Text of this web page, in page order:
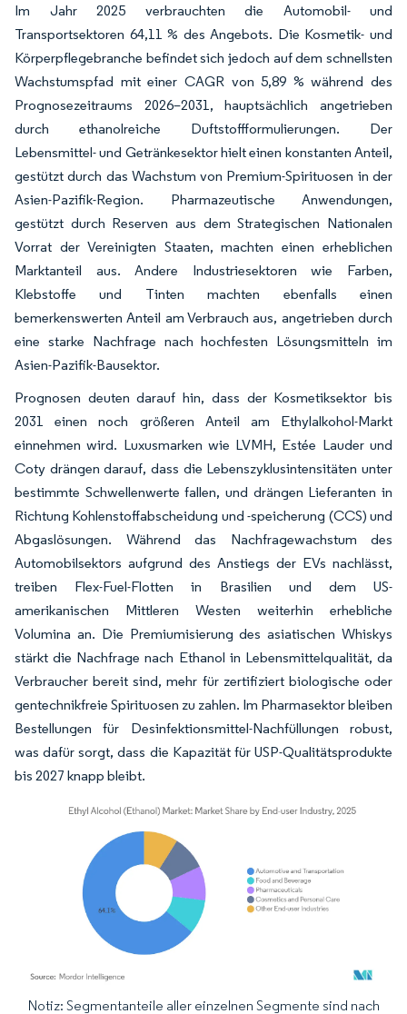
Im Jahr 2025 verbrauchten die Automobil- und
Transportsektoren 64,11 % des Angebots. Die Kosmetik- und
Körperpflegebranche befindet sich jedoch auf dem schnellsten
Wachstumspfad mit einer CAGR von 5,89 % während des
Prognosezeitraums 2026–2031, hauptsächlich angetrieben
durch ethanolreiche Duftstoffformulierungen. Der
Lebensmittel- und Getränkesektor hielt einen konstanten Anteil,
gestützt durch das Wachstum von Premium-Spirituosen in der
Asien-Pazifik-Region. Pharmazeutische Anwendungen,
gestützt durch Reserven aus dem Strategischen Nationalen
Vorrat der Vereinigten Staaten, machten einen erheblichen
Marktanteil aus. Andere Industriesektoren wie Farben,
Klebstoffe und Tinten machten ebenfalls einen
bemerkenswerten Anteil am Verbrauch aus, angetrieben durch
eine starke Nachfrage nach hochfesten Lösungsmitteln im
Asien-Pazifik-Bausektor.
Prognosen deuten darauf hin, dass der Kosmetiksektor bis
2031 einen noch größeren Anteil am Ethylalkohol-Markt
einnehmen wird. Luxusmarken wie LVMH, Estée Lauder und
Coty drängen darauf, dass die Lebenszyklusintensitäten unter
bestimmte Schwellenwerte fallen, und drängen Lieferanten in
Richtung Kohlenstoffabscheidung und -speicherung (CCS) und
Abgaslösungen. Während das Nachfragewachstum des
Automobilsektors aufgrund des Anstiegs der EVs nachlässt,
treiben Flex-Fuel-Flotten in Brasilien und dem US-
amerikanischen Mittleren Westen weiterhin erhebliche
Volumina an. Die Premiumisierung des asiatischen Whiskys
stärkt die Nachfrage nach Ethanol in Lebensmittelqualität, da
Verbraucher bereit sind, mehr für zertifiziert biologische oder
gentechnikfreie Spirituosen zu zahlen. Im Pharmasektor bleiben
Bestellungen für Desinfektionsmittel-Nachfüllungen robust,
was dafür sorgt, dass die Kapazität für USP-Qualitätsprodukte
bis 2027 knapp bleibt.
Bild © Mordor Intelligence. Wiederverwendung erfordert Namensnennung
Notiz: Segmentanteile aller einzelnen Segmente sind nach